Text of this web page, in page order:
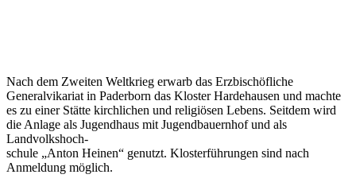
Nach dem Zweiten Weltkrieg erwarb das Erzbischöfliche
Generalvikariat in Paderborn das Kloster Hardehausen und machte
es zu einer Stätte kirchlichen und religiösen Lebens. Seitdem wird
die Anlage als Jugendhaus mit Jugendbauernhof und als
Landvolkshoch-
schule „Anton Heinen“ genutzt. Klosterführungen sind nach
Anmeldung möglich.